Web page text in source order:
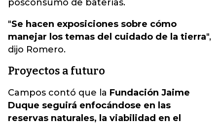
posconsumo de baterías.
"Se hacen exposiciones sobre cómo
manejar los temas del cuidado de la tierra",
dijo Romero.
Proyectos a futuro
Campos contó que la Fundación Jaime
Duque seguirá enfocándose en las
reservas naturales, la viabilidad en el